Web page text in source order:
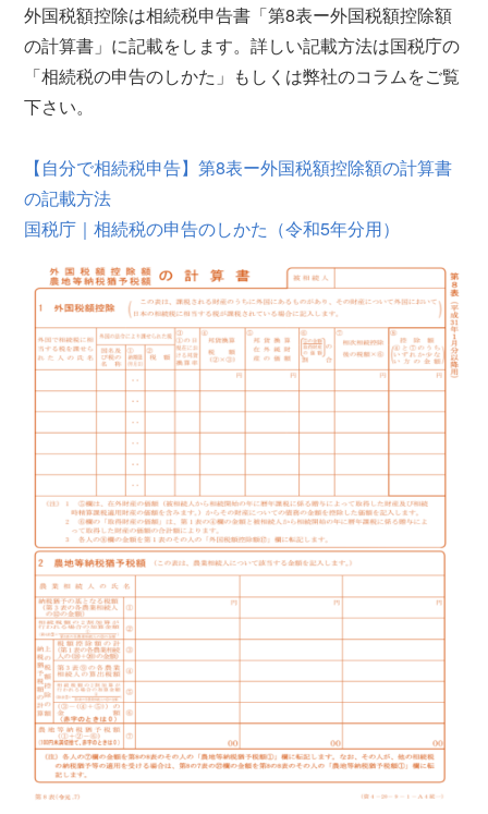
外国税額控除は相続税申告書「第8表ー外国税額控除額
の計算書」に記載をします。詳しい記載方法は国税庁の
「相続税の申告のしかた」もしくは弊社のコラムをご覧
下さい。
【自分で相続税申告】第8表ー外国税額控除額の計算書
の記載方法
国税庁｜相続税の申告のしかた（令和5年分用）